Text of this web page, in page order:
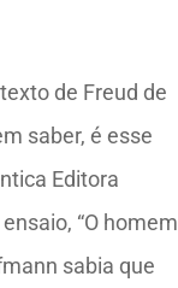
de Freud de
saber, é esse
Editora
“O homem
sabia que